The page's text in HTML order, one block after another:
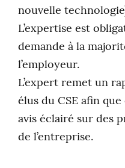
nouvelle
L’expertise est
demande à la
l’employeur.
L’expert remet un
élus du CSE afin
avis éclairé sur des
de l’entreprise.